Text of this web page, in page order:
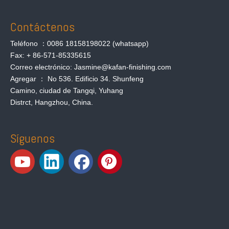
Contáctenos
Teléfono ：0086 18158198022 (whatsapp)
Fax: + 86-571-85335615
Correo electrónico: Jasmine@kafan-finishing.com
Agregar ： No 536. Edificio 34. Shunfeng
Camino, ciudad de Tangqi, Yuhang
Distrct, Hangzhou, China.
Síguenos